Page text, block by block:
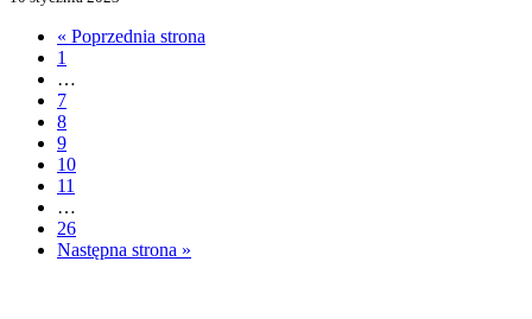
« Poprzednia strona
1
…
7
8
9
10
11
…
26
Następna strona »